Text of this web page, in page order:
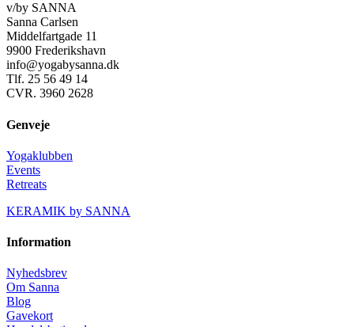
v/by SANNA
Sanna Carlsen
Middelfartgade 11
9900 Frederikshavn
info@yogabysanna.dk
Tlf. 25 56 49 14
CVR. 3960 2628
Genveje
Yogaklubben
Events
Retreats
KERAMIK by SANNA
Information
Nyhedsbrev
Om Sanna
Blog
Gavekort